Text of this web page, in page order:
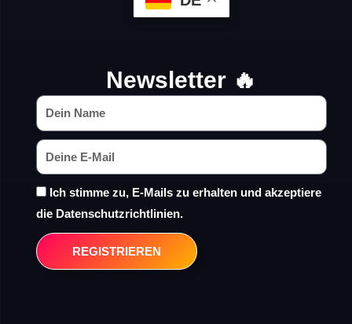
Newsletter 🔥
Ich stimme zu, E-Mails zu erhalten und akzeptiere
die Datenschutzrichtlinien.
REGISTRIEREN